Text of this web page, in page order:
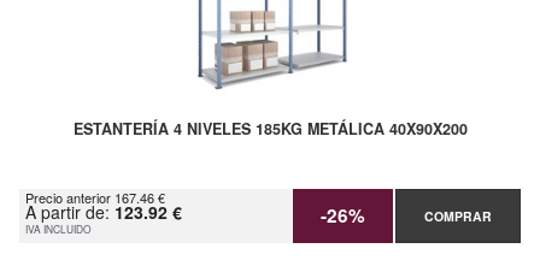
ESTANTERÍA 4 NIVELES 185KG METÁLICA 40X90X200
Precio anterior 167.46 €
A partir de: 123.92 €
IVA INCLUIDO -26% COMPRAR